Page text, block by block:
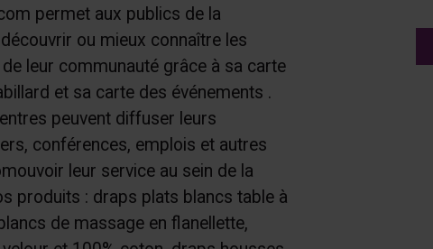
permet aux publics de la
ou mieux connaître les
leur communauté grâce à sa carte
et sa carte des événements .
peuvent diffuser leurs
conférences, emplois et autres
leur service au sein de la
produits : draps plats blancs table à
de massage en flanellette,